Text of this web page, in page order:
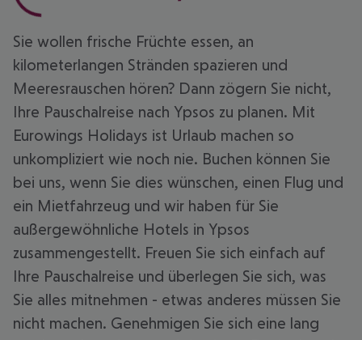
Sie wollen frische Früchte essen, an
kilometerlangen Stränden spazieren und
Meeresrauschen hören? Dann zögern Sie nicht,
Ihre Pauschalreise nach Ypsos zu planen. Mit
Eurowings Holidays ist Urlaub machen so
unkompliziert wie noch nie. Buchen können Sie
bei uns, wenn Sie dies wünschen, einen Flug und
ein Mietfahrzeug und wir haben für Sie
außergewöhnliche Hotels in Ypsos
zusammengestellt. Freuen Sie sich einfach auf
Ihre Pauschalreise und überlegen Sie sich, was
Sie alles mitnehmen - etwas anderes müssen Sie
nicht machen. Genehmigen Sie sich eine lang